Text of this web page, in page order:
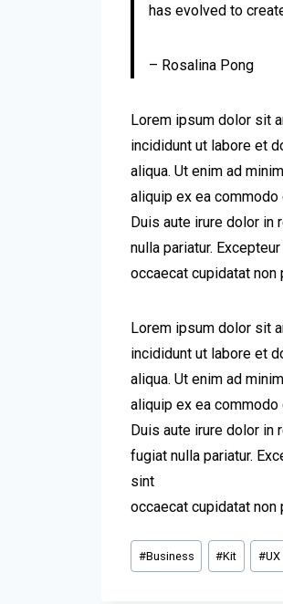
has evolved to
– Rosalina Pong
Lorem ipsum dolor sit
incididunt ut labore et
aliqua. Ut enim ad
aliquip ex ea commodo
Duis aute irure dolor
nulla pariatur.
occaecat cupidatat non
Lorem ipsum dolor sit
incididunt ut labore et
aliqua. Ut enim ad
aliquip ex ea commodo
Duis aute irure dolor in
fugiat nulla pariatur.
sint
occaecat cupidatat non
#Business #Kit #UX